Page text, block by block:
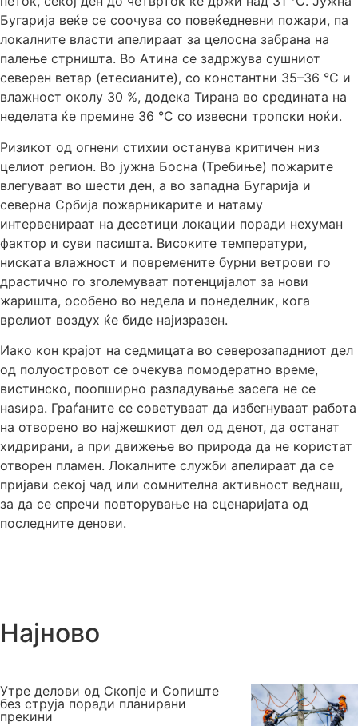
Бугарија веќе се соочува со повеќедневни пожари, па
локалните власти апелираат за целосна забрана на
палење стрништа. Во Атина се задржува сушниот
северен ветар (етесианите), со константни 35–36 °C и
влажност околу 30 %, додека Тирана во средината на
неделата ќе премине 36 °C со извесни тропски ноќи.
Ризикот од огнени стихии останува критичен низ
целиот регион. Во јужна Босна (Требиње) пожарите
влегуваат во шести ден, а во западна Бугарија и
северна Србија пожарникарите и натаму
интервенираат на десетици локации поради нехуман
фактор и суви пасишта. Високите температури,
ниската влажност и повремените бурни ветрови го
драстично го зголемуваат потенцијалот за нови
жаришта, особено во недела и понеделник, кога
врелиот воздух ќе биде најизразен.
Иако кон крајот на седмицата во северозападниот дел
од полуостровот се очекува помодератно време,
вистинско, поопширно разладување засега не се
наѕира. Граѓаните се советуваат да избегнуваат работа
на отворено во најжешкиот дел од денот, да останат
хидрирани, а при движење во природа да не користат
отворен пламен. Локалните служби апелираат да се
пријави секој чад или сомнителна активност веднаш,
за да се спречи повторување на сценаријата од
последните денови.
Најново
Утре делови од Скопје и Сопиште
без струја поради планирани
прекини